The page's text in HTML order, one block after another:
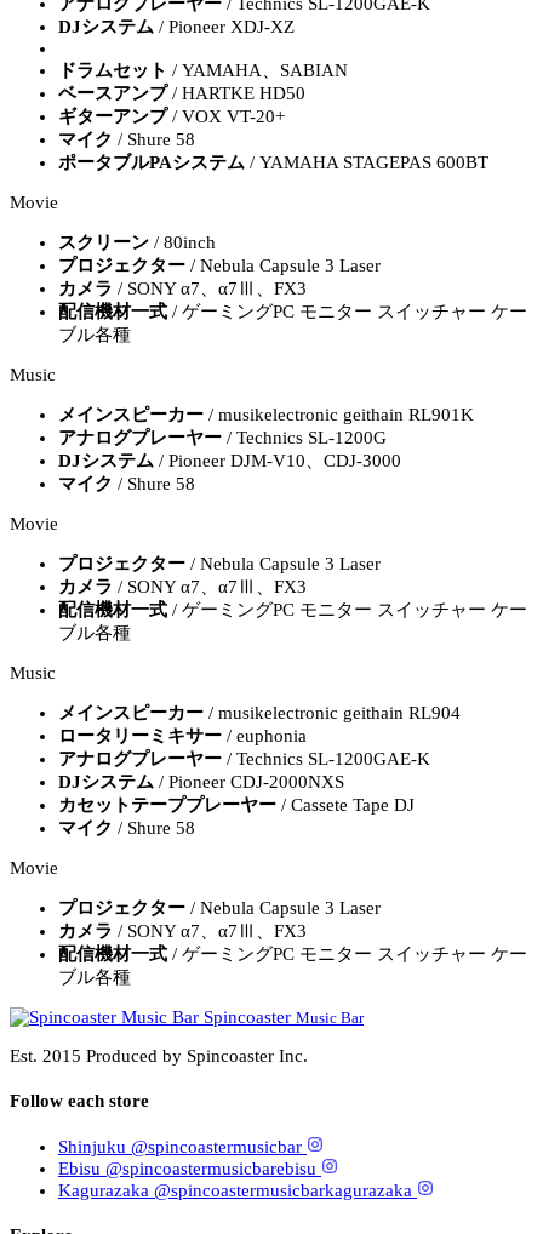
アナログプレーヤー / Technics SL-1200GAE-K
DJシステム / Pioneer XDJ-XZ
ドラムセット / YAMAHA、SABIAN
ベースアンプ/ HARTKE HD50
ギターアンプ/ VOX VT-20+
マイク / Shure 58
ポータブルPAシステム / YAMAHA STAGEPAS 600BT
Movie
スクリーン / 80inch
プロジェクター / Nebula Capsule 3 Laser
カメラ / SONY α7、α7Ⅲ、FX3
配信機材一式 / ゲーミングPC モニター スイッチャー ケー
ブル各種
Music
メインスピーカー / musikelectronic geithain RL901K
アナログプレーヤー / Technics SL-1200G
DJシステム / Pioneer DJM-V10、CDJ-3000
マイク / Shure 58
Movie
プロジェクター / Nebula Capsule 3 Laser
カメラ / SONY α7、α7Ⅲ、FX3
配信機材一式 / ゲーミングPC モニター スイッチャー ケー
ブル各種
Music
メインスピーカー / musikelectronic geithain RL904
ロータリーミキサー / euphonia
アナログプレーヤー / Technics SL-1200GAE-K
DJシステム / Pioneer CDJ-2000NXS
カセットテーププレーヤー / Cassete Tape DJ
マイク / Shure 58
Movie
プロジェクター / Nebula Capsule 3 Laser
カメラ / SONY α7、α7Ⅲ、FX3
配信機材一式 / ゲーミングPC モニター スイッチャー ケー
ブル各種
Spincoaster Music Bar
Est. 2015 Produced by Spincoaster Inc.
Follow each store
Shinjuku @spincoastermusicbar
Ebisu @spincoastermusicbarebisu
Kagurazaka @spincoastermusicbarkagurazaka